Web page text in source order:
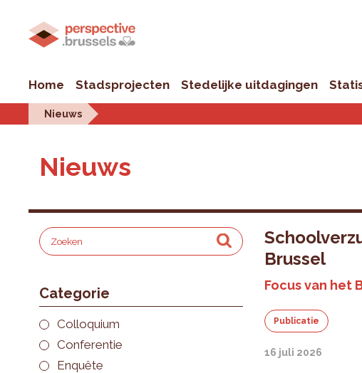
Home Stadsprojecten Stedelijke uitdagingen
Nieuws
Nieuws
Categorie
Colloquium
Conferentie
Enquête
Brussel
Focus van het
Publicatie
16 juli 2026